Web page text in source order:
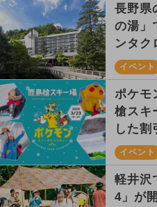
長野県
の湯」
ンタク
イベント
ポケモ
槍スキ
した割
イベント
軽井沢
4」が